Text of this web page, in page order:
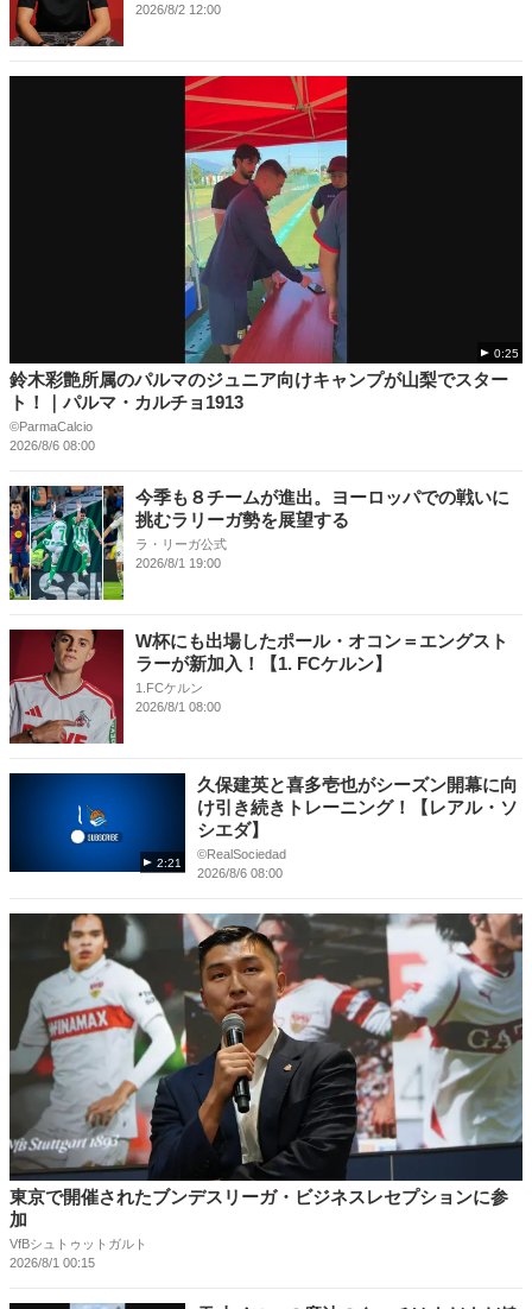
2026/8/2 12:00
0:25
鈴木彩艶所属のパルマのジュニア向けキャンプが山梨でスター
ト！｜パルマ・カルチョ1913
©️ParmaCalcio
2026/8/6 08:00
今季も８チームが進出。ヨーロッパでの戦いに
挑むラリーガ勢を展望する
ラ・リーガ公式
2026/8/1 19:00
W杯にも出場したポール・オコン＝エングスト
ラーが新加入！【1. FCケルン】
1.FCケルン
2026/8/1 08:00
2:21
久保建英と喜多壱也がシーズン開幕に向
け引き続きトレーニング！【レアル・ソ
シエダ】
©RealSociedad
2026/8/6 08:00
東京で開催されたブンデスリーガ・ビジネスレセプションに参
加
VfBシュトゥットガルト
2026/8/1 00:15